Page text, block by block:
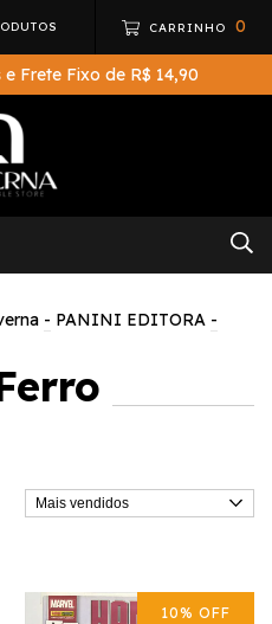
CARRINHO 0
Frete Fixo de R$ 14,90
- PANINI EDITORA -
10% OFF